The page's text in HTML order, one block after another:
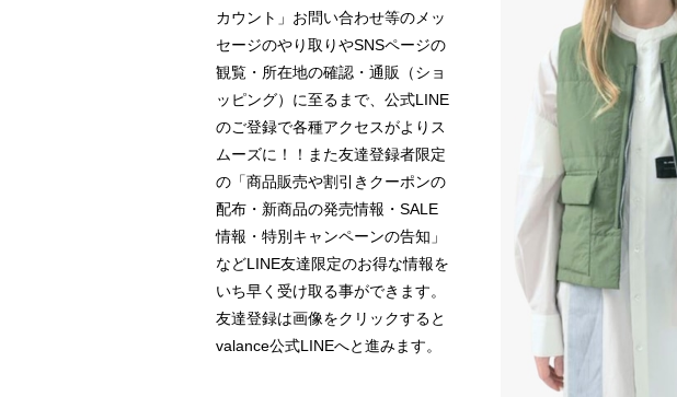
カウント」お問い合わせ等のメッ
セージのやり取りやSNSページの
観覧・所在地の確認・通販（ショ
ッピング）に至るまで、公式LINE
のご登録で各種アクセスがよりス
ムーズに！！また友達登録者限定
の「商品販売や割引きクーポンの
配布・新商品の発売情報・SALE
情報・特別キャンペーンの告知」
などLINE友達限定のお得な情報を
いち早く受け取る事ができます。
友達登録は画像をクリックすると
valance公式LINEへと進みます。